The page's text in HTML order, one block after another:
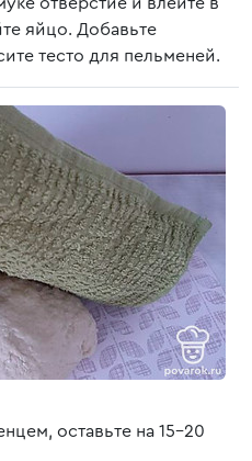
яйцо. Добавьте
тесто для пельменей.
оставьте на 15-20